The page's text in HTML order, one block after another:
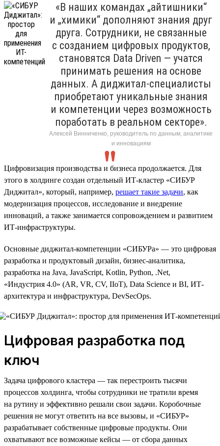
«В наших командах „айтишники“
и „химики“ дополняют знания друг
друга. Сотрудники, не связанные
с созданием цифровых продуктов,
становятся Data Driven — учатся
принимать решения на основе
данных. А диджитал-специалисты
приобретают уникальные знания
и компетенции через возможность
поработать в реальном секторе».
Алексей Винниченко, руководитель по данным, аналитике
и инновациям
Цифровизация производства и бизнеса продолжается. Для
этого в холдинге создан отдельный ИТ-кластер «СИБУР
Диджитал», который, например, решает такие задачи, как
модернизация процессов, исследование и внедрение
инноваций, а также занимается сопровождением и развитием
ИТ-инфраструктуры.
Основные диджитал-компетенции «СИБУРа» — это цифровая
разработка и продуктовый дизайн, бизнес-аналитика,
разработка на Java, JavaScript, Kotlin, Python, .Net,
«Индустрия 4.0» (AR, VR, CV, IIoT), Data Science и BI, ИТ-
архитектура и инфраструктура, DevSecOps.
Цифровая разработка под
ключ
Задача цифрового кластера — так перестроить тысячи
процессов холдинга, чтобы сотрудники не тратили время
на рутину и эффективно решали свои задачи. Коробочные
решения не могут ответить на все вызовы, и «СИБУР»
разрабатывает собственные цифровые продукты. Они
охватывают все возможные кейсы — от сбора данных